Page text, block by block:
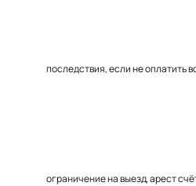
последствия, если не оплатить
ограничение на выезд, арест